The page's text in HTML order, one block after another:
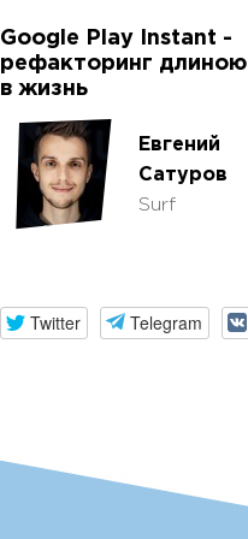
Google Play Instant -
рефакторинг длиною
в жизнь
Евгений
Сатуров
Surf
Twitter Telegram